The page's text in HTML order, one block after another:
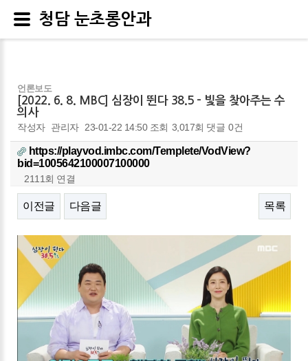
언론보도
[2022. 6. 8. MBC] 심장이 뛴다 38.5 - 빛을 찾아주는 수
의사
작성자 관리자 23-01-22 14:50조회 3,017회 댓글 0건
https://playvod.imbc.com/Templete/VodView?
bid=1005642100007100000
2111회 연결
이전글 다음글 목록
본문
청담 눈초롱안과